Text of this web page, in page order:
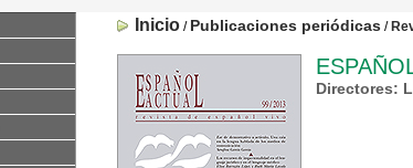
Inicio / Publicaciones periódicas /
Directores: